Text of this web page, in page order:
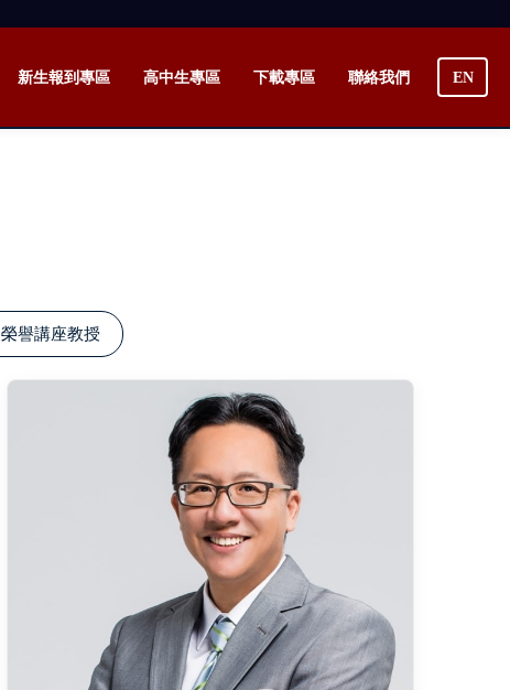
新生報到專區 高中生專區 下載專區 聯絡我們 EN
榮譽講座教授